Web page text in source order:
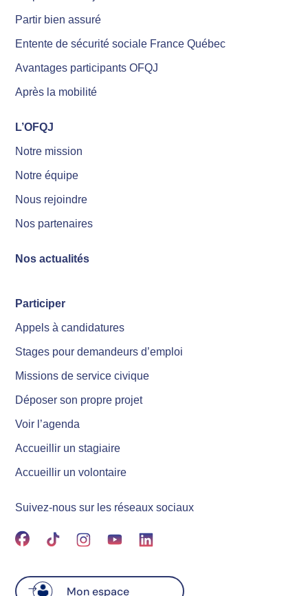
Partir bien assuré
Entente de sécurité sociale France Québec
Avantages participants OFQJ
Après la mobilité
L’OFQJ
Notre mission
Notre équipe
Nous rejoindre
Nos partenaires
Nos actualités
Participer
Appels à candidatures
Stages pour demandeurs d’emploi
Missions de service civique
Déposer son propre projet
Voir l’agenda
Accueillir un stagiaire
Accueillir un volontaire
Suivez-nous sur les réseaux sociaux
Mon espace